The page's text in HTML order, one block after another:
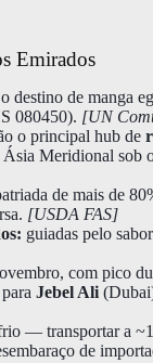
Emirados
destino de manga
080450). [UN
o principal hub de
Meridional
de mais de
[USDA FAS]
guiadas pelo
com pico
Jebel Ali
— transportar a
de